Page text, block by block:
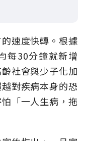
速度快轉。根據
每30分鐘就新增
社會與少子化加
對疾病本身的恐
「一人生病，拖